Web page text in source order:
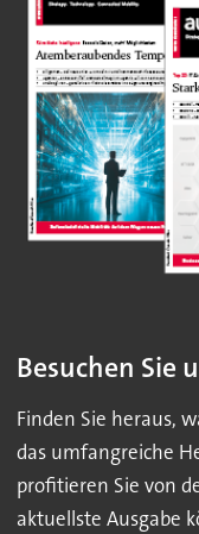
Besuchen Sie
Finden Sie heraus,
das umfangreiche
profitieren Sie von
aktuellste Ausgabe